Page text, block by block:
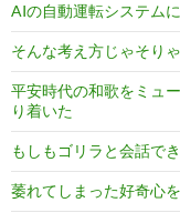
AIの自動運転システム
そんな考え方じゃそり
平安時代の和歌をミュ
り着いた
もしもゴリラと会話で
萎れてしまった好奇心